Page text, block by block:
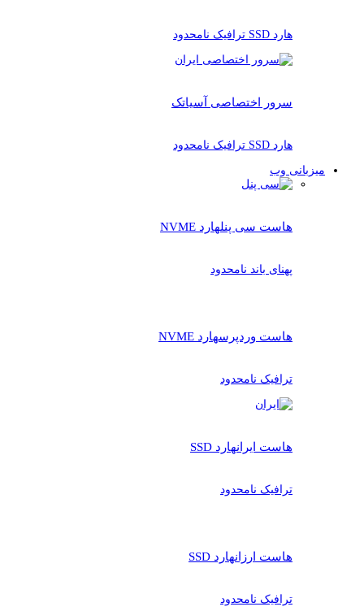
هارد SSD ترافیک نامحدود
سرور اختصاصی آسیاتک
هارد SSD ترافیک نامحدود
میزبانی وب
هاست سی پنلهارد NVME
پهنای باند نامحدود
هاست وردپرسهارد NVME
ترافیک نامحدود
هاست ایرانهارد SSD
ترافیک نامحدود
هاست ارزانهارد SSD
ترافیک نامحدود